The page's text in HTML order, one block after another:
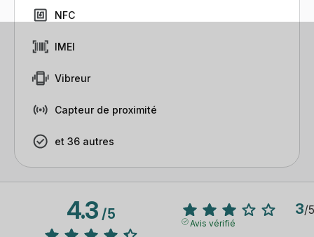
NFC
IMEI
Vibreur
Capteur de proximité
et 36 autres
4.3/5 3/5
Avis vérifié